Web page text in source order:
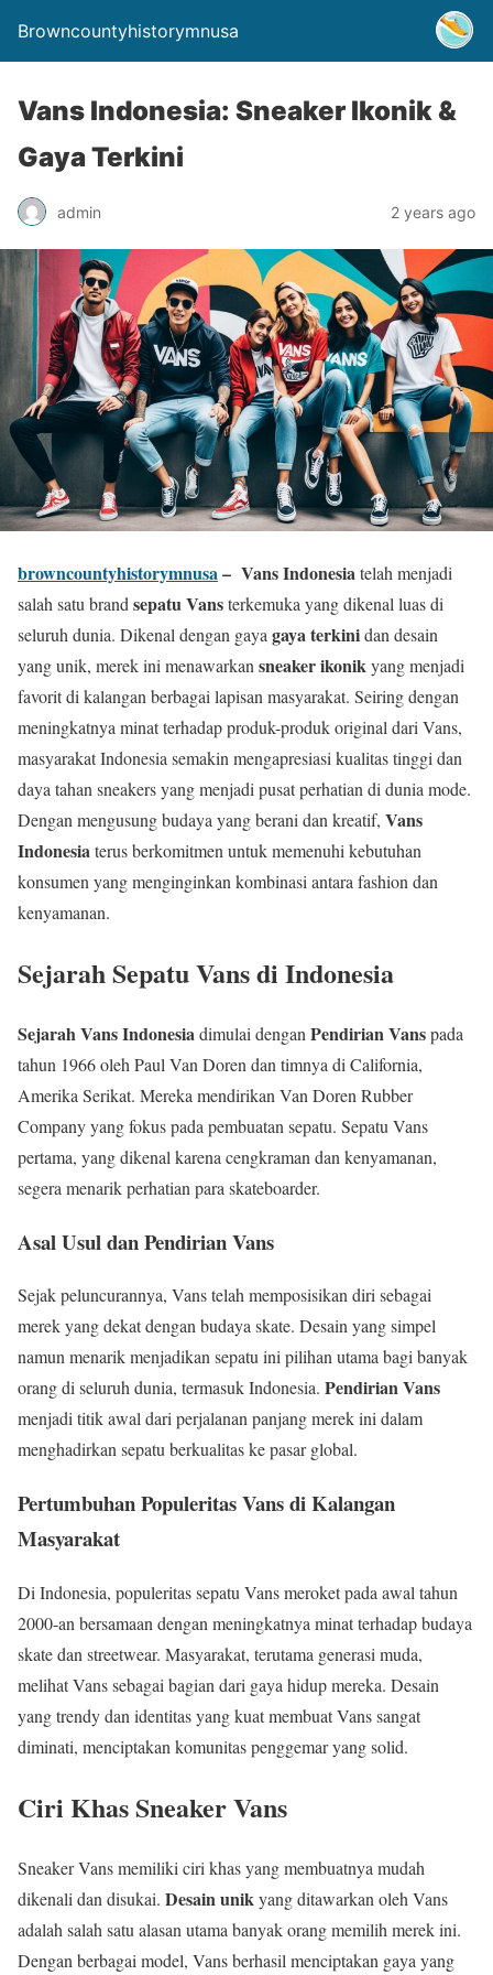
Browncountyhistorymnusa
Vans Indonesia: Sneaker Ikonik &
Gaya Terkini
admin 2 years ago
browncountyhistorymnusa– Vans Indonesiatelah menjadi
salah satu brand sepatu Vansterkemuka yang dikenal luas di
seluruh dunia. Dikenal dengan gaya gaya terkinidan desain
yang unik, merek ini menawarkan sneaker ikonikyang menjadi
favorit di kalangan berbagai lapisan masyarakat. Seiring dengan
meningkatnya minat terhadap produk-produk original dari Vans,
masyarakat Indonesia semakin mengapresiasi kualitas tinggi dan
daya tahan sneakers yang menjadi pusat perhatian di dunia mode.
Dengan mengusung budaya yang berani dan kreatif, Vans
Indonesiaterus berkomitmen untuk memenuhi kebutuhan
konsumen yang menginginkan kombinasi antara fashion dan
kenyamanan.
Sejarah Sepatu Vans di Indonesia
Sejarah Vans Indonesiadimulai dengan Pendirian Vanspada
tahun 1966 oleh Paul Van Doren dan timnya di California,
Amerika Serikat. Mereka mendirikan Van Doren Rubber
Company yang fokus pada pembuatan sepatu. Sepatu Vans
pertama, yang dikenal karena cengkraman dan kenyamanan,
segera menarik perhatian para skateboarder.
Asal Usul dan Pendirian Vans
Sejak peluncurannya, Vans telah memposisikan diri sebagai
merek yang dekat dengan budaya skate. Desain yang simpel
namun menarik menjadikan sepatu ini pilihan utama bagi banyak
orang di seluruh dunia, termasuk Indonesia. Pendirian Vans
menjadi titik awal dari perjalanan panjang merek ini dalam
menghadirkan sepatu berkualitas ke pasar global.
Pertumbuhan Populeritas Vans di Kalangan
Masyarakat
Di Indonesia, populeritas sepatu Vans meroket pada awal tahun
2000-an bersamaan dengan meningkatnya minat terhadap budaya
skate dan streetwear. Masyarakat, terutama generasi muda,
melihat Vans sebagai bagian dari gaya hidup mereka. Desain
yang trendy dan identitas yang kuat membuat Vans sangat
diminati, menciptakan komunitas penggemar yang solid.
Ciri Khas Sneaker Vans
Sneaker Vans memiliki ciri khas yang membuatnya mudah
dikenali dan disukai. Desain unikyang ditawarkan oleh Vans
adalah salah satu alasan utama banyak orang memilih merek ini.
Dengan berbagai model, Vans berhasil menciptakan gaya yang